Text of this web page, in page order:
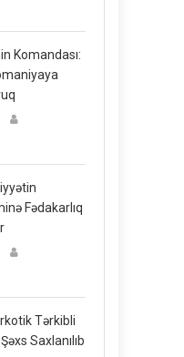
Komandası:
Fədakarlıq
Tərkibli
Saxlanılıb